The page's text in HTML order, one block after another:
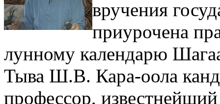
вручения
приурочена
лунному календарю
Тыва Ш.В. Кара-оола
профессор,